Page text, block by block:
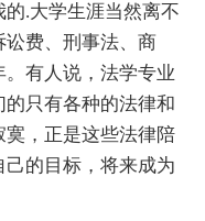
.大学生涯当然离不
费、刑事法、商
有人说，法学专业
只有各种的法律和
，正是这些法律陪
的目标，将来成为